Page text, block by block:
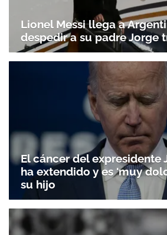
Lionel Messi llega a
despedir a su padre Jorge
El cáncer del expresidente
ha extendido y es 'muy
su hijo